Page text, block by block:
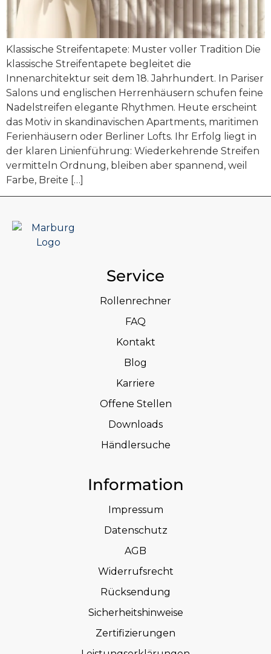
Klassische Streifentapete: Muster voller Tradition Die
klassische Streifentapete begleitet die
Innenarchitektur seit dem 18. Jahrhundert. In Pariser
Salons und englischen Herrenhäusern schufen feine
Nadelstreifen elegante Rhythmen. Heute erscheint
das Motiv in skandinavischen Apartments, maritimen
Ferienhäusern oder Berliner Lofts. Ihr Erfolg liegt in
der klaren Linienführung: Wiederkehrende Streifen
vermitteln Ordnung, bleiben aber spannend, weil
Farbe, Breite […]
Service
Rollenrechner
FAQ
Kontakt
Blog
Karriere
Offene Stellen
Downloads
Händlersuche
Information
Impressum
Datenschutz
AGB
Widerrufsrecht
Rücksendung
Sicherheitshinweise
Zertifizierungen